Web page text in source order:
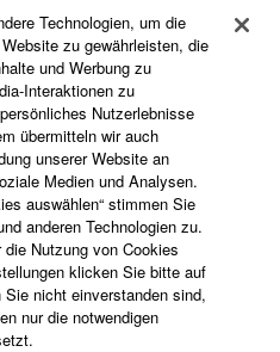
ID“ Technologien, um die
zu gewährleisten, die
und Werbung zu
Interaktionen zu
Nutzerlebnisse
übermitteln wir auch
unserer Website an
Medien und Analysen.
auswählen“ stimmen Sie
anderen Technologien zu.
Nutzung von Cookies
klicken Sie bitte auf
Sie nicht einverstanden sind,
nur die notwendigen